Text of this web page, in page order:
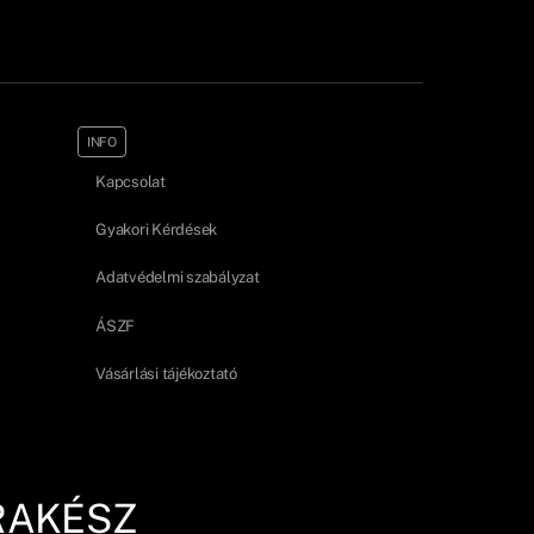
INFO
Kapcsolat
Gyakori Kérdések
Adatvédelmi szabályzat
ÁSZF
Vásárlási tájékoztató